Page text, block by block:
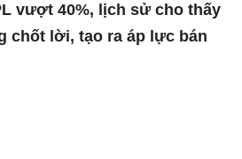
vượt 40%, lịch sử cho thấy
chốt lời, tạo ra áp lực bán